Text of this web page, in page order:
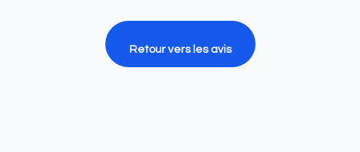
Retour vers les avis